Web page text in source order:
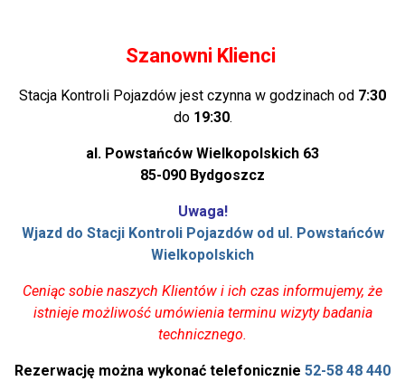
Szanowni Klienci
Stacja Kontroli Pojazdów jest czynna w godzinach od 7:30
do 19:30.
al. Powstańców Wielkopolskich 63
85-090 Bydgoszcz
Uwaga!
Wjazd do Stacji Kontroli Pojazdów od ul. Powstańców
Wielkopolskich
Ceniąc sobie naszych Klientów i ich czas informujemy, że
istnieje możliwość umówienia terminu wizyty badania
technicznego.
Rezerwację można wykonać telefonicznie 52-58 48 440